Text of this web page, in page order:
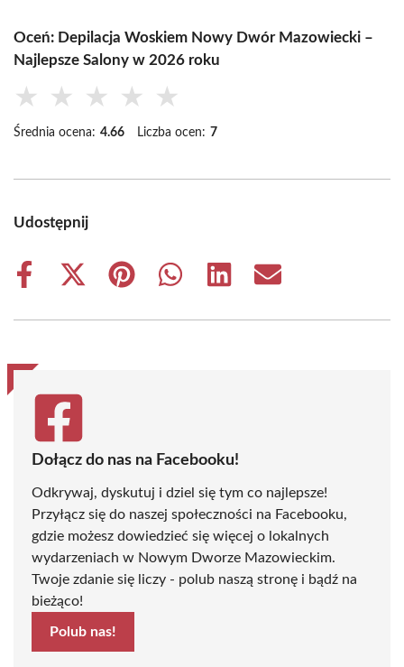
Oceń: Depilacja Woskiem Nowy Dwór Mazowiecki –
Najlepsze Salony w 2026 roku
★ ★ ★ ★ ★
Średnia ocena: 4.66 Liczba ocen: 7
Udostępnij
Share
Share
(Twitter)
Share
Share
Share
Share
Dołącz do nas na Facebooku!
Odkrywaj, dyskutuj i dziel się tym co najlepsze!
Przyłącz się do naszej społeczności na Facebooku,
gdzie możesz dowiedzieć się więcej o lokalnych
wydarzeniach w Nowym Dworze Mazowieckim.
Twoje zdanie się liczy - polub naszą stronę i bądź na
bieżąco!
Polub nas!